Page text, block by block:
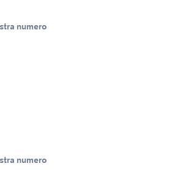
numero
numero